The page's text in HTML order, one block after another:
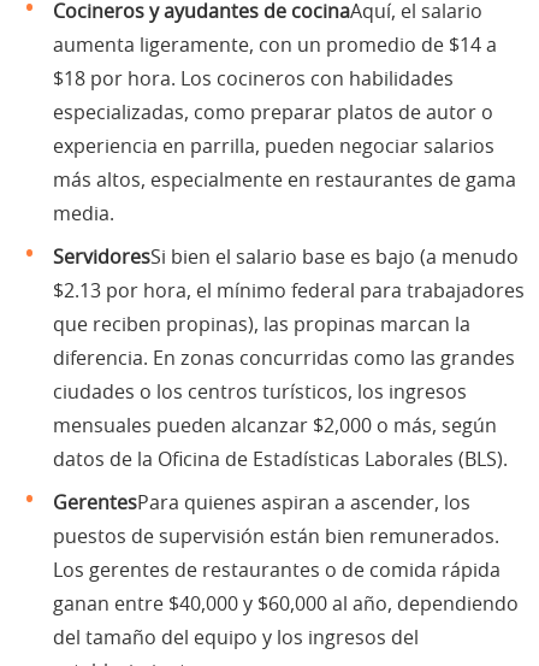
Cocineros y ayudantes de cocinaAquí, el salario
aumenta ligeramente, con un promedio de $14 a
$18 por hora. Los cocineros con habilidades
especializadas, como preparar platos de autor o
experiencia en parrilla, pueden negociar salarios
más altos, especialmente en restaurantes de gama
media.
ServidoresSi bien el salario base es bajo (a menudo
$2.13 por hora, el mínimo federal para trabajadores
que reciben propinas), las propinas marcan la
diferencia. En zonas concurridas como las grandes
ciudades o los centros turísticos, los ingresos
mensuales pueden alcanzar $2,000 o más, según
datos de la Oficina de Estadísticas Laborales (BLS).
GerentesPara quienes aspiran a ascender, los
puestos de supervisión están bien remunerados.
Los gerentes de restaurantes o de comida rápida
ganan entre $40,000 y $60,000 al año, dependiendo
del tamaño del equipo y los ingresos del